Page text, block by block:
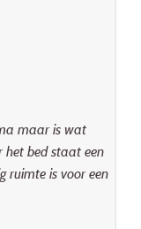
maar is wat
het bed staat een
ruimte is voor een